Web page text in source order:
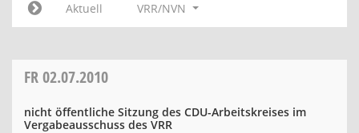
Aktuell
VRR/NVN
FR02.07.2010
nicht öffentliche Sitzung des CDU-Arbeitskreises im
Vergabeausschuss des VRR